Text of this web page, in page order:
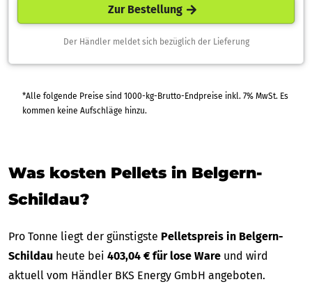
Zur Bestellung
Der Händler meldet sich bezüglich der Lieferung
*Alle folgende Preise sind 1000-kg-Brutto-Endpreise inkl. 7% MwSt. Es
kommen keine Aufschläge hinzu.
Was kosten Pellets in Belgern-
Schildau?
Pro Tonne liegt der günstigste Pelletspreis in Belgern-
Schildau heute bei 403,04 € für lose Ware und wird
aktuell vom Händler BKS Energy GmbH angeboten.